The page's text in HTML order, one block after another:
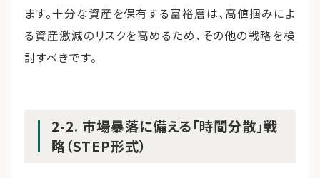
ます。十分な資産を保有する富裕層は、高値掴みによ
る資産激減のリスクを高めるため、その他の戦略を検
討すべきです。
2-2. 市場暴落に備える「時間分散」戦
略（STEP形式）